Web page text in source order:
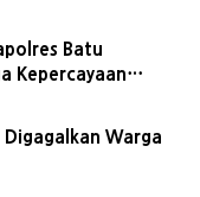
Batu
Kepercayaan
Warga